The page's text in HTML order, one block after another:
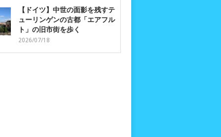
【ドイツ】中世の面影を残すテ
ューリンゲンの古都「エアフル
ト」の旧市街を歩く
2026/07/18